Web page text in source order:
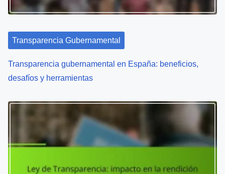
t
i
o
n
Transparencia Gubernamental
Transparencia gubernamental en España: beneficios,
desafíos y herramientas